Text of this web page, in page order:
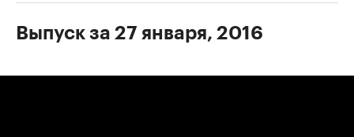
Выпуск за 27 января, 2016